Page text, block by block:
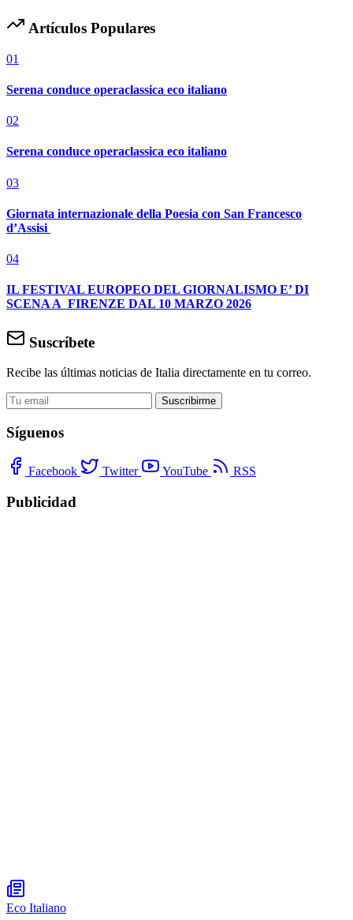
Artículos Populares
01
Serena conduce operaclassica eco italiano
02
Serena conduce operaclassica eco italiano
03
Giornata internazionale della Poesia con San Francesco
d’Assisi
04
IL FESTIVAL EUROPEO DEL GIORNALISMO E’ DI
SCENA A FIRENZE DAL 10 MARZO 2026
Suscríbete
Recibe las últimas noticias de Italia directamente en tu correo.
Suscribirme
Síguenos
Facebook Twitter YouTube RSS
Publicidad
Eco Italiano